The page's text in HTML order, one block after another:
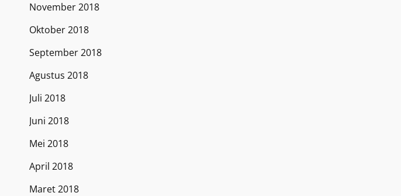
November 2018
Oktober 2018
September 2018
Agustus 2018
Juli 2018
Juni 2018
Mei 2018
April 2018
Maret 2018